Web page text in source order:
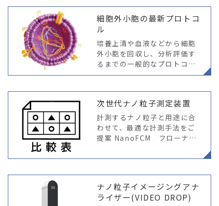
細胞外小胞の最新プロトコ
ル
培養上清や血液などから細胞
外小胞を回収し、分析評価す
るまでの一般的なプロトコル
をはじめ、現状実施されてい
する方法やその保管までの事
例をご紹介。
次世代ナノ粒子測定装置
計測するナノ粒子と用途に合
わせて、最適な計測手法をご
提案 NanoFCM フローナノ
計測装置登場！ “ナノフロー
ナノ粒子イメージングアナ
ライザー(VIDEO DROP)